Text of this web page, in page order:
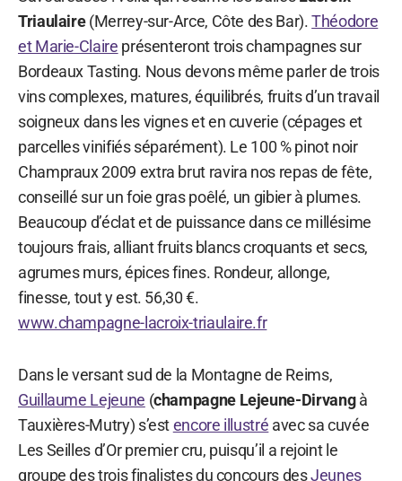
Triaulaire(Merrey-sur-Arce, Côte des Bar).Théodore
et Marie-Claire présenteront trois champagnes sur
Bordeaux Tasting. Nous devons même parler de trois
vins complexes, matures, équilibrés, fruits d’un travail
soigneux dans les vignes et en cuverie (cépages et
parcelles vinifiés séparément). Le 100 % pinot noir
Champraux 2009 extra brut ravira nos repas de fête,
conseillé sur un foie gras poêlé, un gibier à plumes.
Beaucoup d’éclat et de puissance dans ce millésime
toujours frais, alliant fruits blancs croquants et secs,
agrumes murs, épices fines. Rondeur, allonge,
finesse, tout y est. 56,30 €.
www.champagne-lacroix-triaulaire.fr
Dans le versant sud de la Montagne de Reims,
Guillaume Lejeune (champagne Lejeune-Dirvangà
Tauxières-Mutry) s’estencore illustré avec sa cuvée
Les Seilles d’Or premier cru, puisqu’il a rejoint le
groupe des trois finalistes du concours desJeunes